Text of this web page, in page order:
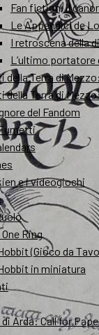
Fan fiction, il
Le Appendici de
I retroscena della
L’ultimo portatore
della Terra di
della Terra di
del Fandom
e i videogiochi
Ring
(Gioco da
in miniatura
di Arda: Call for